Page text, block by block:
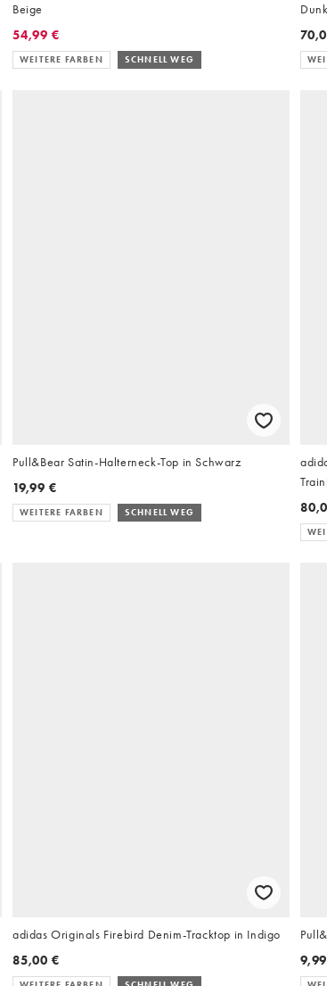
Beige
54,99 €
WEITERE FARBEN SCHNELL WEG
Pull&Bear Satin-Halterneck-Top in Schwarz
19,99 €
WEITERE FARBEN SCHNELL WEG
adidas Originals Firebird Denim-Tracktop in Indigo
85,00 €